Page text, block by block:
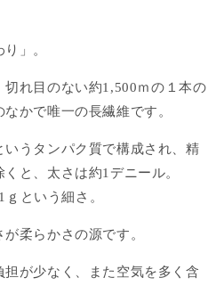
」。
れ目のない約1,500ｍの１本の
かで唯一の長繊維です。
うタンパク質で構成され、精
と、太さは約1デニール。
という細さ。
柔らかさの源です。
が少なく、また空気を多く含